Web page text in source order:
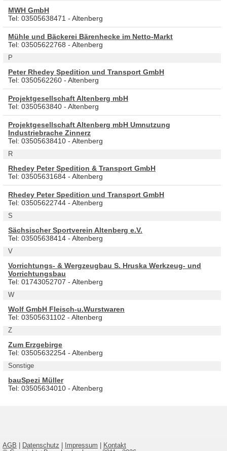
MWH GmbH
Tel: 03505638471 - Altenberg
Mühle und Bäckerei Bärenhecke im Netto-Markt
Tel: 03505622768 - Altenberg
P
Peter Rhedey Spedition und Transport GmbH
Tel: 0350562260 - Altenberg
Projektgesellschaft Altenberg mbH
Tel: 0350563840 - Altenberg
Projektgesellschaft Altenberg mbH Umnutzung
Industriebrache Zinnerz
Tel: 03505638410 - Altenberg
R
Rhedey Peter Spedition & Transport GmbH
Tel: 03505631684 - Altenberg
Rhedey Peter Spedition und Transport GmbH
Tel: 03505622744 - Altenberg
S
Sächsischer Sportverein Altenberg e.V.
Tel: 03505638414 - Altenberg
V
Vorrichtungs- & Wergzeugbau S. Hruska Werkzeug- und
Vorrichtungsbau
Tel: 01743052707 - Altenberg
W
Wolf GmbH Fleisch-u.Wurstwaren
Tel: 03505631102 - Altenberg
Z
Zum Erzgebirge
Tel: 03505632254 - Altenberg
Sonstige
bauSpezi Müller
Tel: 03505634010 - Altenberg
AGB Datenschutz Impressum
Kontakt